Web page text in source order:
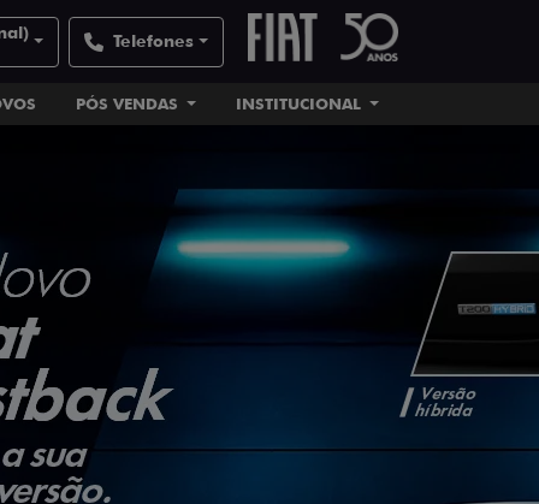
Telefones
PÓS VENDAS INSTITUCIONAL